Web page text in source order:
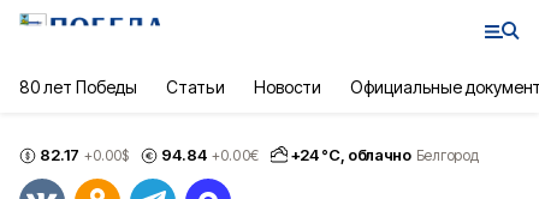
80 лет Победы Статьи Новости Официальные
82.17 +0.00$ 94.84 +0.00€ +24°С, облачно Белгород